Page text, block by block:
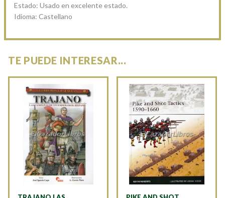
Estado: Usado en excelente estado.
Idioma: Castellano
TE PUEDE INTERESAR...